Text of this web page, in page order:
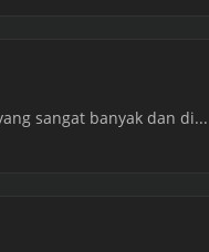
sangat banyak dan di...